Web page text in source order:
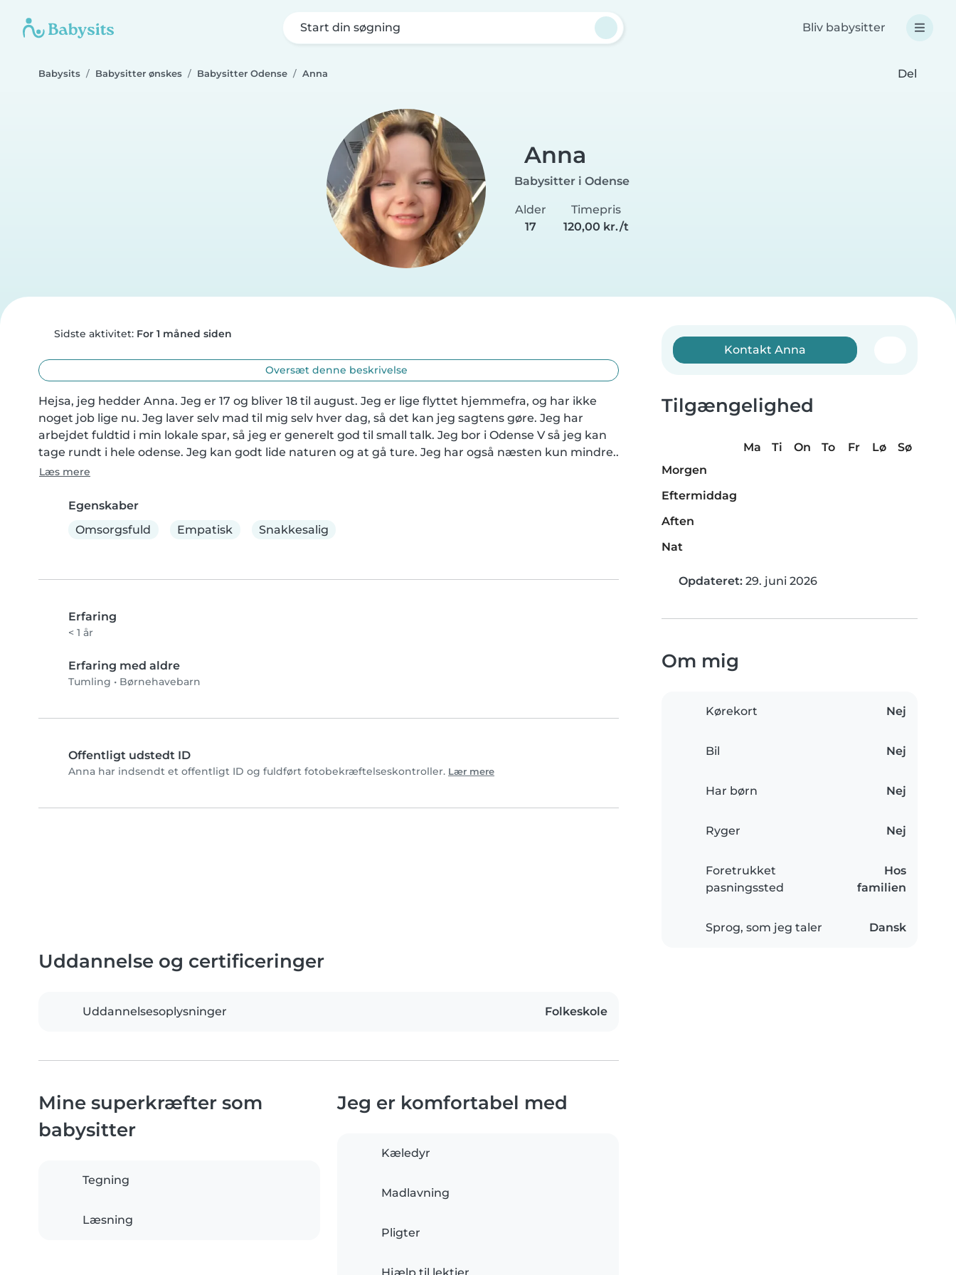
Start din søgning Bliv babysitter
Babysits Babysitter ønskes Babysitter Odense Anna Del
Anna
Babysitter i Odense
Alder
17
Timepris
120,00 kr./t
Sidste aktivitet: For 1 måned siden
Oversæt denne beskrivelse
Hejsa, jeg hedder Anna. Jeg er 17 og bliver 18 til august. Jeg er lige flyttet hjemmefra, og har ikke
noget job lige nu. Jeg laver selv mad til mig selv hver dag, så det kan jeg sagtens gøre. Jeg har
arbejdet fuldtid i min lokale spar, så jeg er generelt god til small talk. Jeg bor i Odense V så jeg kan
tage rundt i hele odense. Jeg kan godt lide naturen og at gå ture. Jeg har også næsten kun mindre..
Læs mere
Egenskaber
Omsorgsfuld
Empatisk Snakkesalig
Erfaring
< 1 år
Erfaring med aldre
Tumling • Børnehavebarn
Offentligt udstedt ID
Anna har indsendt et offentligt ID og fuldført fotobekræftelseskontroller. Lær mere
Kontakt Anna
Tilgængelighed
Ma Ti On To Fr Lø
Sø
Morgen
Eftermiddag
Aften
Nat
Opdateret: 29. juni 2026
Om mig
Kørekort Nej
Bil Nej
Har børn Nej
Ryger Nej
Foretrukket
pasningssted
Hos
familien
Sprog, som jeg taler Dansk
Uddannelse og certificeringer
Uddannelsesoplysninger Folkeskole
Mine superkræfter som
babysitter
Tegning
Læsning
Jeg er komfortabel med
Kæledyr
Madlavning
Pligter